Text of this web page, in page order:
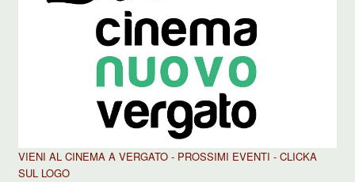
VIENI AL CINEMA A VERGATO - PROSSIMI EVENTI - CLICKA
SUL LOGO